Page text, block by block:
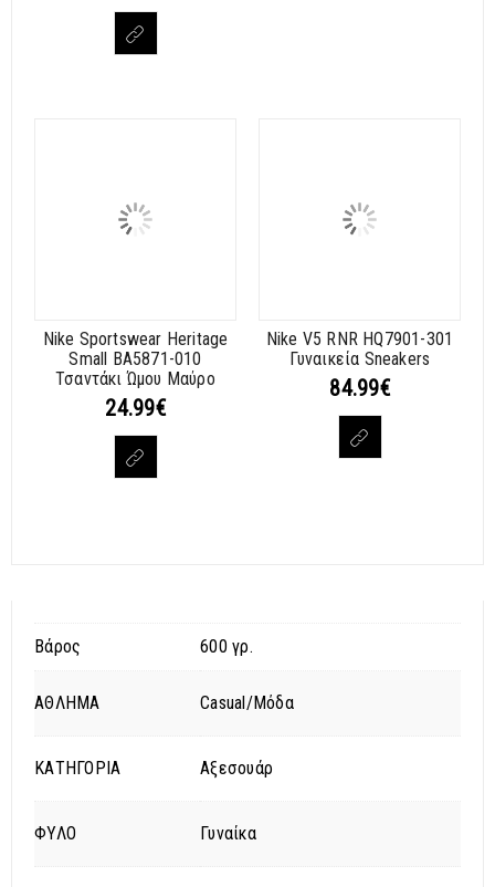
Nike Sportswear Heritage
Small BA5871-010
Τσαντάκι Ώμου Μαύρο
24.99€
Nike V5 RNR HQ7901-301
Γυναικεία Sneakers
84.99€
Βάρος 600 γρ.
ΑΘΛΗΜΑ Casual/Μόδα
ΚΑΤΗΓΟΡΙΑ Αξεσουάρ
ΦΥΛΟ Γυναίκα